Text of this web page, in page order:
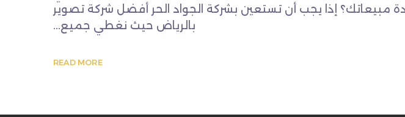
مبيعاتك؟ إذا يجب أن تستعين بشركة الجواد الحر أفضل شركة تصوير
بالرياض حيث نغطي جميع...
READ MORE